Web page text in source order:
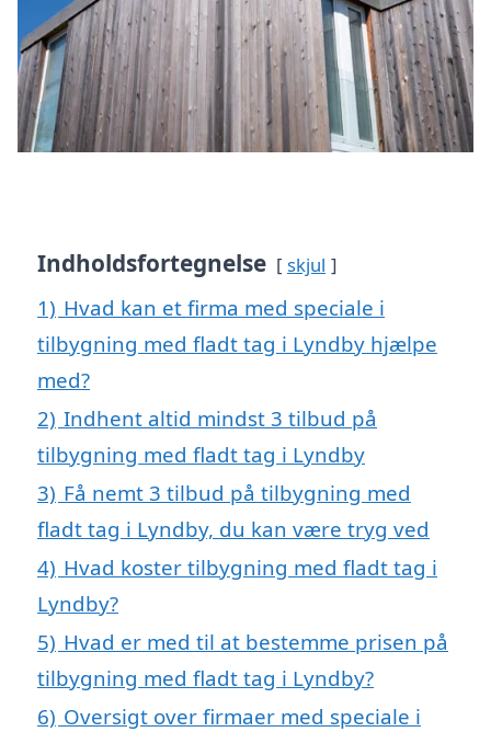
Indholdsfortegnelse skjul
1) Hvad kan et firma med speciale i
tilbygning med fladt tag i Lyndby hjælpe
med?
2) Indhent altid mindst 3 tilbud på
tilbygning med fladt tag i Lyndby
3) Få nemt 3 tilbud på tilbygning med
fladt tag i Lyndby, du kan være tryg ved
4) Hvad koster tilbygning med fladt tag i
Lyndby?
5) Hvad er med til at bestemme prisen på
tilbygning med fladt tag i Lyndby?
6) Oversigt over firmaer med speciale i